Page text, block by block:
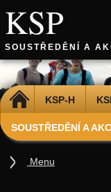
KSP
SOUSTŘEDĚNÍ A
DOMŮ KSP-H
SOUSTŘEDĚNÍ A
Menu